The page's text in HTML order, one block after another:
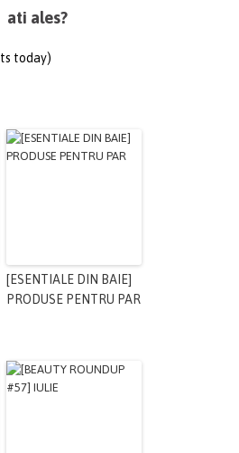
ati ales?
today)
[ESENTIALE DIN BAIE]
PRODUSE PENTRU PAR